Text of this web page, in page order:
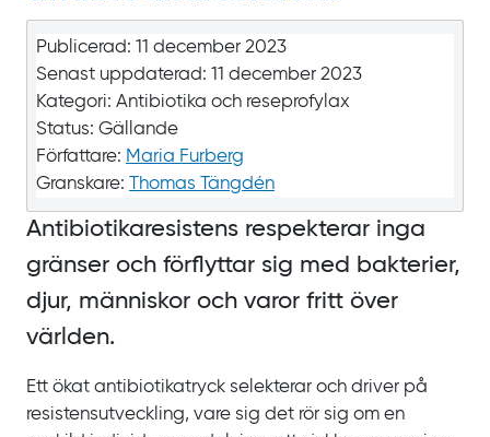
Publicerad: 11 december 2023
Senast uppdaterad: 11 december 2023
Kategori: Antibiotika och reseprofylax
Status: Gällande
Författare: Maria Furberg
Granskare: Thomas Tängdén
Antibiotikaresistens respekterar inga
gränser och förflyttar sig med bakterier,
djur, människor och varor fritt över
världen.
Ett ökat antibiotikatryck selekterar och driver på
resistensutveckling, vare sig det rör sig om en